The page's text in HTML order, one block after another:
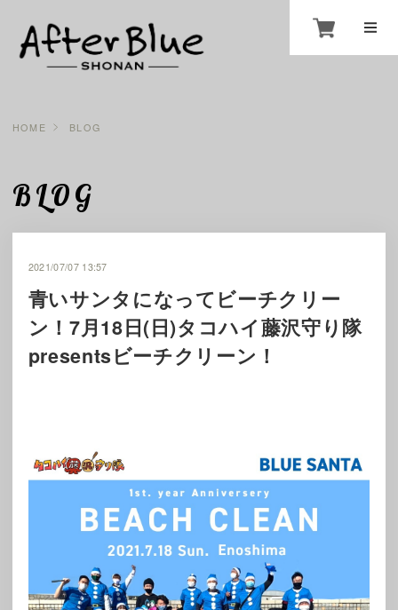
HOME BLOG
BLOG
青いサンタになってビーチクリー
ン！7月18日(日)タコハイ藤沢守り隊
presentsビーチクリーン！
2021/07/07 13:57